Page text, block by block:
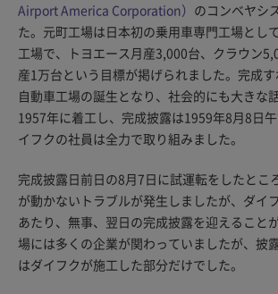
Airport America Corporation） のコンベヤシ
た。元町工場は日本初の乗用車専門工場とし
工場で、トヨエース月産3,000台、クラウン
産1万台という目標が掲げられました。完成
自動車工場の誕生となり、社会的にも大きな
1957年に着工し、完成披露は1959年8月8日
イフクの社員は全力で取り組みました。
完成披露日前日の8月7日に試運転をしたとこ
が動かないトラブルが発生しましたが、ダイ
あたり、無事、翌日の完成披露を迎えること
場には多くの企業が関わっていましたが、披
はダイフクが施工した部分だけでした。